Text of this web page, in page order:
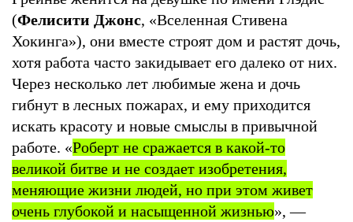
(Фелисити Джонс, «Вселенная Стивена
Хокинга»), они вместе строят дом и растят дочь,
хотя работа часто закидывает его далеко от них.
Через несколько лет любимые жена и дочь
гибнут в лесных пожарах, и ему приходится
искать красоту и новые смыслы в привычной
работе. «Роберт не сражается в какой-то
великой битве и не создает изобретения,
меняющие жизни людей, но при этом живет
очень глубокой и насыщенной жизнью», —